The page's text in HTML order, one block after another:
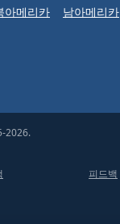
아메리카 남아메리카
2026.
피드백